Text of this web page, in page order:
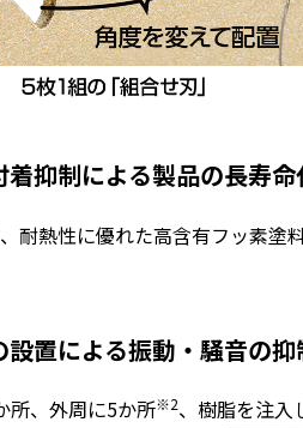
抑制による製品の長寿命
耐熱性に優れた高含有フッ素塗
置による振動・騒音の抑
所、外周に5か所※2、樹脂を注入